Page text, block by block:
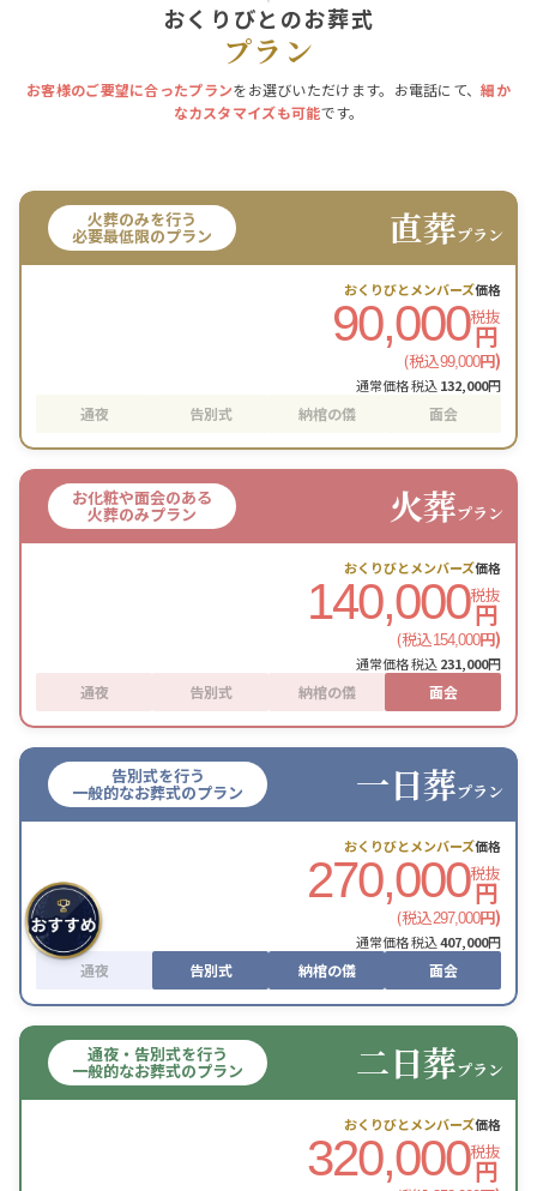
おくりびとのお葬式
プラン
お客様のご要望に合ったプランをお選びいただけます。お電話にて、細か
なカスタマイズも可能です。
火葬のみを行う
必要最低限のプラン 直葬プラン
おくりびとメンバーズ価格
90,000税抜
円
(税込99,000円)
通常価格 税込132,000円
通夜 告別式 納棺の儀 面会
お化粧や面会のある
火葬のみプラン 火葬プラン
おくりびとメンバーズ価格
140,000税抜
円
(税込154,000円)
通常価格 税込231,000円
通夜 告別式 納棺の儀 面会
告別式を行う
一般的なお葬式のプラン 一日葬プラン
おくりびとメンバーズ価格
270,000税抜
円
(税込297,000円)
通常価格 税込407,000円
通夜 告別式 納棺の儀 面会
通夜・告別式を行う
一般的なお葬式のプラン 二日葬プラン
おくりびとメンバーズ価格
320,000税抜
円